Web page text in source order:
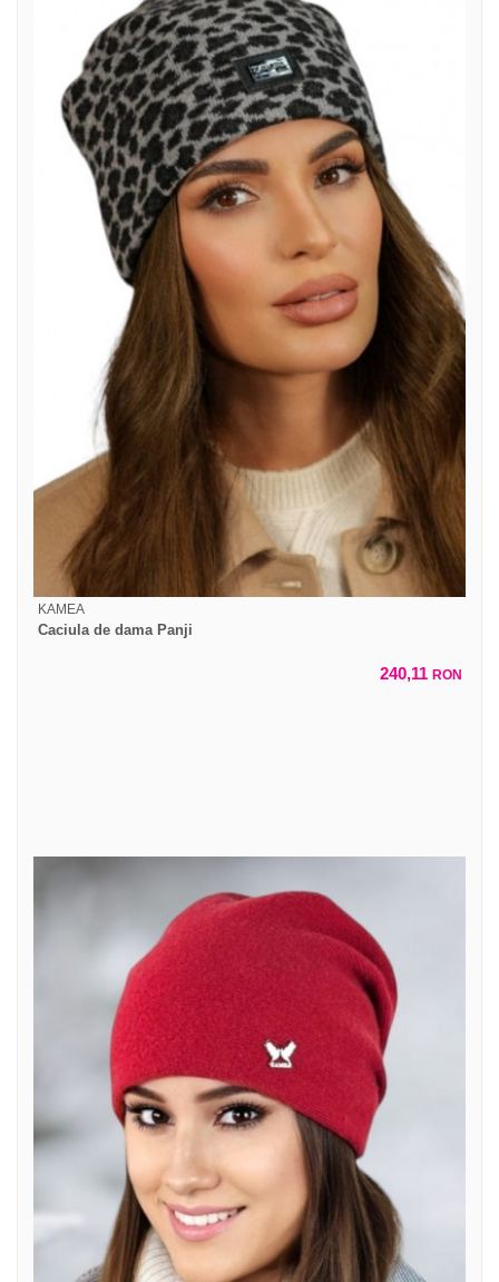
KAMEA
Caciula de dama Panji
240,11 RON